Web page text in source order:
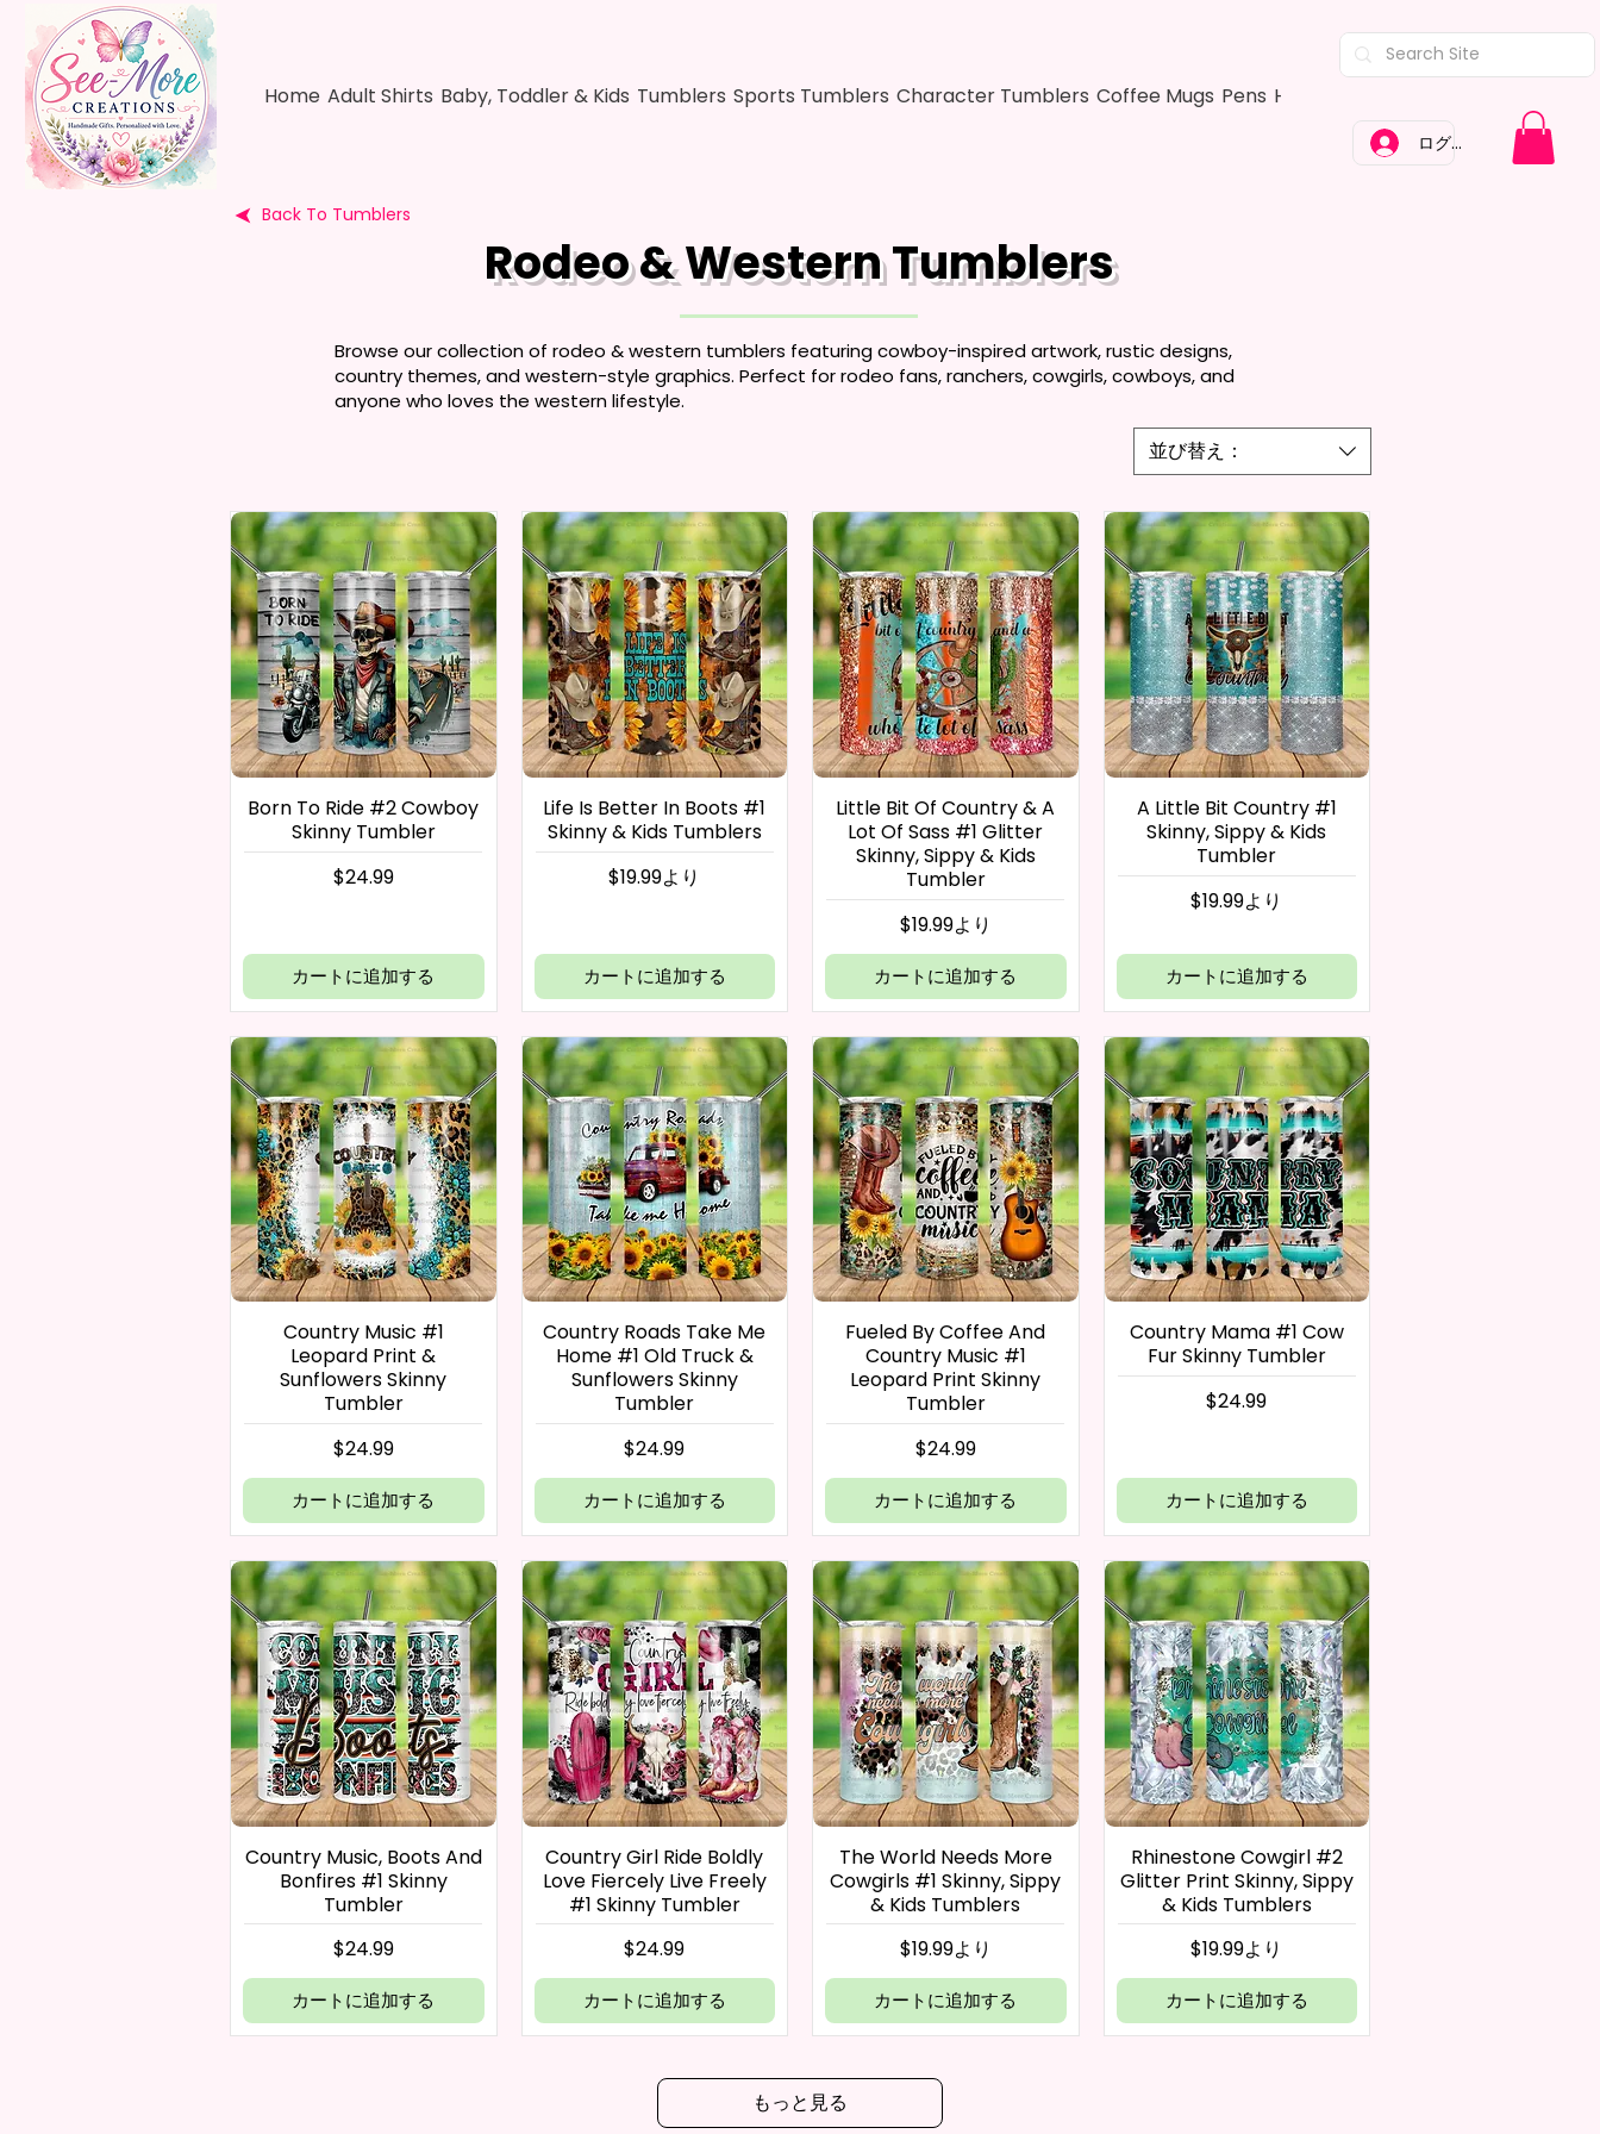
Home Adult Shirts Baby, Toddler & Kids Tumblers Sports Tumblers Character Tumblers Coffee Mugs Pens Hair Bows
ログイン
Back To Tumblers
Rodeo & Western Tumblers
並び替え：
Born To Ride #2 Cowboy
Skinny Tumbler
価格
$24.99
カートに追加する
Life Is Better In Boots #1
Skinny & Kids Tumblers
$19.99より
セール価格
カートに追加する
Little Bit Of Country & A
Lot Of Sass #1 Glitter
Skinny, Sippy & Kids
Tumbler
$19.99より
セール価格
カートに追加する
A Little Bit Country #1
Skinny, Sippy & Kids
Tumbler
$19.99より
セール価格
カートに追加する
Country Music #1
Leopard Print &
Sunflowers Skinny
Tumbler
価格
$24.99
カートに追加する
Country Roads Take Me
Home #1 Old Truck &
Sunflowers Skinny
Tumbler
価格
$24.99
カートに追加する
Fueled By Coffee And
Country Music #1
Leopard Print Skinny
Tumbler
価格
$24.99
カートに追加する
Country Mama #1 Cow
Fur Skinny Tumbler
価格
$24.99
カートに追加する
Country Music, Boots And
Bonfires #1 Skinny
Tumbler
価格
$24.99
カートに追加する
Country Girl Ride Boldly
Love Fiercely Live Freely
#1 Skinny Tumbler
価格
$24.99
カートに追加する
The World Needs More
Cowgirls #1 Skinny, Sippy
& Kids Tumblers
$19.99より
セール価格
カートに追加する
Rhinestone Cowgirl #2
Glitter Print Skinny, Sippy
& Kids Tumblers
$19.99より
セール価格
カートに追加する
もっと見る
Browse our collection of rodeo & western tumblers featuring cowboy-inspired artwork, rustic designs,
country themes, and western-style graphics. Perfect for rodeo fans, ranchers, cowgirls, cowboys, and
anyone who loves the western lifestyle.